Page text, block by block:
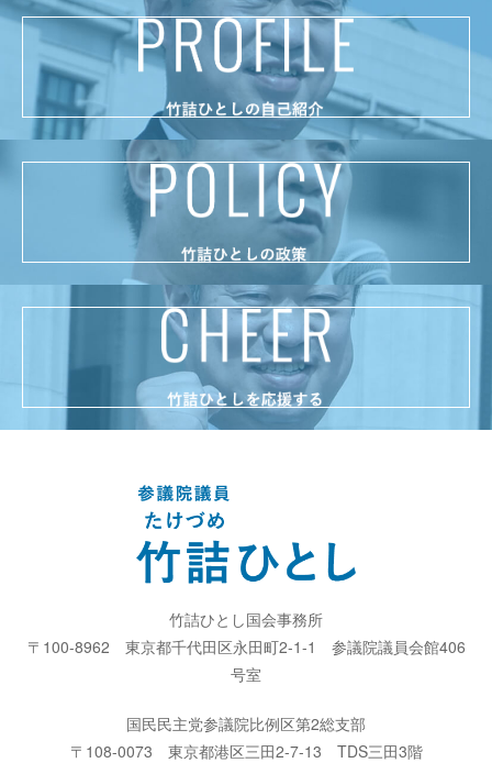
竹詰ひとし国会事務所
〒100-8962
東京都千代田区永田町2-1-1
参議院議員会館406
号室
国民民主党参議院比例区第2総支部
〒108-0073
東京都港区三田2-7-13 TDS三田3階